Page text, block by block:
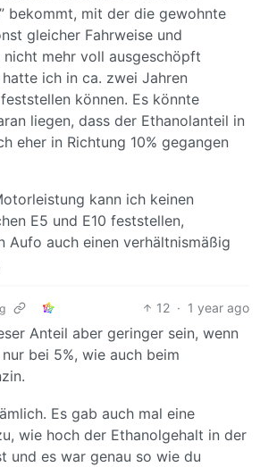
bekommt, mit der die gewohnte
gleicher Fahrweise und
nicht mehr voll ausgeschöpft
ich in ca. zwei Jahren
können. Es könnte
liegen, dass der Ethanolanteil in
eher in Richtung 10% gegangen
kann ich keinen
E5 und E10 feststellen,
Aufo auch einen verhältnismäßig
12 · 1 year ago
Anteil aber geringer sein, wenn
bei 5%, wie auch beim
Es gab auch mal eine
wie hoch der Ethanolgehalt in der
und es war genau so wie du